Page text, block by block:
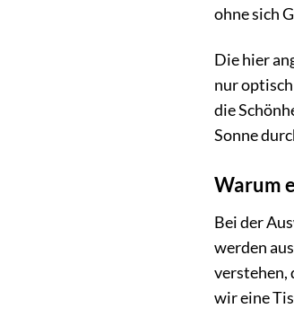
ohne sich
Die hier
nur
die
Sonne
Warum
Bei der
werden
verstehen,
wir eine